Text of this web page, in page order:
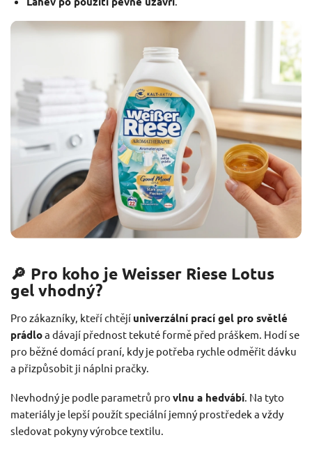
🔎 Pro koho je Weisser Riese Lotus
gel vhodný?
Pro zákazníky, kteří chtějí univerzální prací gel pro světlé
prádloa dávají přednost tekuté formě před práškem. Hodí se
pro běžné domácí praní, kdy je potřeba rychle odměřit dávku
a přizpůsobit ji náplni pračky.
Nevhodný je podle parametrů pro vlnu a hedvábí . Na tyto
materiály je lepší použít speciální jemný prostředek a vždy
sledovat pokyny výrobce textilu.